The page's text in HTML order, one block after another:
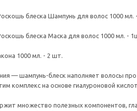
блеска Шампунь для волос 1000 мл.
блеска Маска для волос 1000 мл. -
1000 мл. - 2 шт.
— шампунь-блеск наполняет волосы
комплекс на основе гиалуроновой
множество полезных компонентов,